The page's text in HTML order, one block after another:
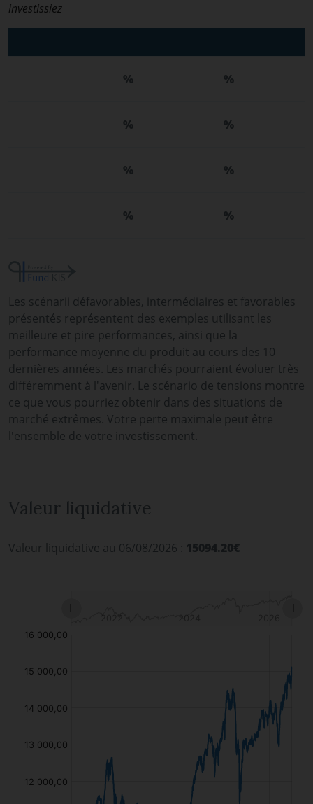
investissiez
% %
% %
% %
% %
Les scénarii défavorables, intermédiaires et favorables
présentés représentent des exemples utilisant les
meilleure et pire performances, ainsi que la
performance moyenne du produit au cours des 10
dernières années. Les marchés pourraient évoluer très
différemment à l'avenir. Le scénario de tensions montre
ce que vous pourriez obtenir dans des situations de
marché extrêmes. Votre perte maximale peut être
l'ensemble de votre investissement.
Valeur liquidative
Valeur liquidative au 06/08/2026 : 15094.20€